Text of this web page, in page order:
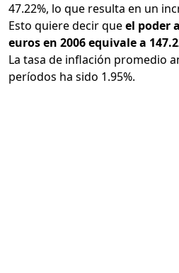
47.22%, lo que resulta en un
Esto quiere decir queel poder
euros en 2006 equivale a
La tasa de inflación promedio
períodos ha sido 1.95%.